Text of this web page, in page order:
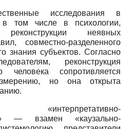
исследования в
в том числе в психологии,
неявных
совместно-разделенного
знания субъектов. Согласно
реконструкция
человека сопротивляется
но она открыта
— взамен «каузально-